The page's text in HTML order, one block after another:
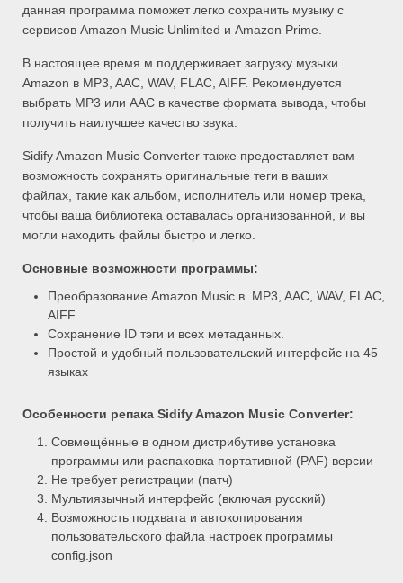
данная программа поможет легко сохранить музыку с
сервисов Amazon Music Unlimited и Amazon Prime.
В настоящее время м поддерживает загрузку музыки
Amazon в MP3, AAC, WAV, FLAC, AIFF. Рекомендуется
выбрать MP3 или AAC в качестве формата вывода, чтобы
получить наилучшее качество звука.
Sidify Amazon Music Converter также предоставляет вам
возможность сохранять оригинальные теги в ваших
файлах, такие как альбом, исполнитель или номер трека,
чтобы ваша библиотека оставалась организованной, и вы
могли находить файлы быстро и легко.
Основные возможности программы:
Преобразование Amazon Music в MP3, AAC, WAV, FLAC,
AIFF
Сохранение ID тэги и всех метаданных.
Простой и удобный пользовательский интерфейс на 45
языках
Особенности репака Sidify Amazon Music Converter:
Совмещённые в одном дистрибутиве установка
программы или распаковка портативной (PAF) версии
Не требует регистрации (патч)
Мультиязычный интерфейс (включая русский)
Возможность подхвата и автокопирования
пользовательского файла настроек программы
config.json